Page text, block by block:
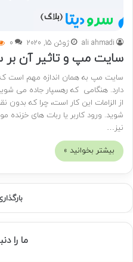
ali ahmadi ژوئن 15, 2020 0
سایت مپ و تاثیر آن بر
سایت مپ به همان اندازه مهم است که
دارد. هنگامی که رهسپار جاده می
از الزامات این کار است، چرا که بدون
شوید. ورود کاربر یا ربات های
نیز…
بیشتر بخوانید »
ما را